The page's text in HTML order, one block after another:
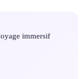
immersif